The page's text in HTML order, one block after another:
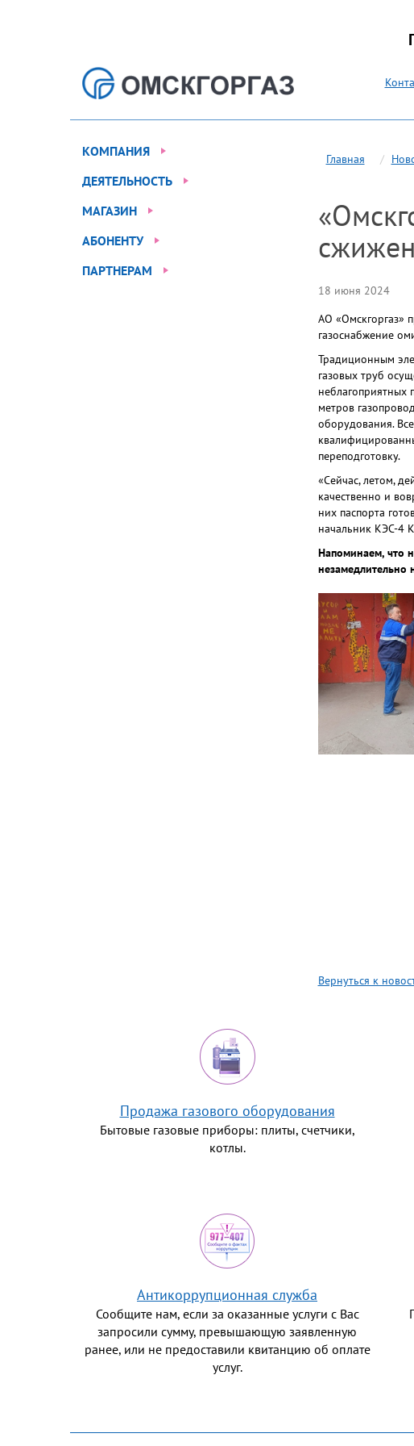
КОМПАНИЯ
ДЕЯТЕЛЬНОСТЬ
МАГАЗИН
АБОНЕНТУ
ПАРТНЕРАМ
Главная
18 июня 2024
АО «Омскгоргаз»
газоснабжение
Традиционным
газовых труб
неблагоприятных
метров
оборудования.
переподготовку.
«Сейчас, летом,
качественно и
них паспорта
начальник КЭС-4
Напоминаем, что
незамедлительно
Вернуться к
Продажа газового оборудования
Бытовые газовые приборы: плиты, счетчики,
котлы.
Антикоррупционная служба
Сообщите нам, если за оказанные услуги с Вас
запросили сумму, превышающую заявленную
ранее, или не предоставили квитанцию об оплате
услуг.